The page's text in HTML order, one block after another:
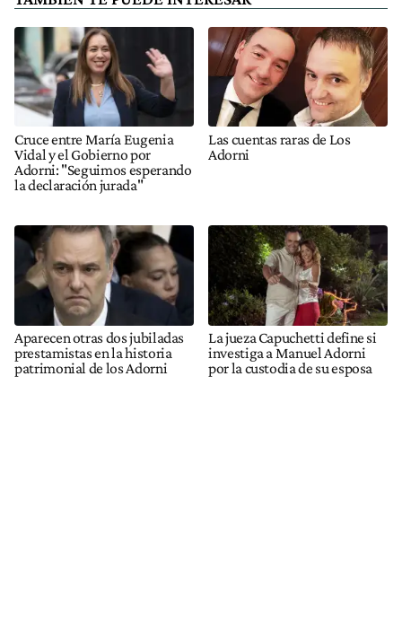
Cruce entre María Eugenia
Vidal y el Gobierno por
Adorni: "Seguimos esperando
la declaración jurada"
Las cuentas raras de Los
Adorni
Aparecen otras dos jubiladas
prestamistas en la historia
patrimonial de los Adorni
La jueza Capuchetti define si
investiga a Manuel Adorni
por la custodia de su esposa